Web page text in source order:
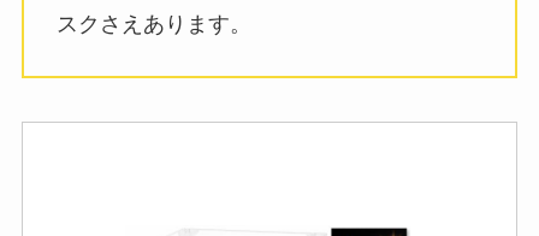
スクさえあります。